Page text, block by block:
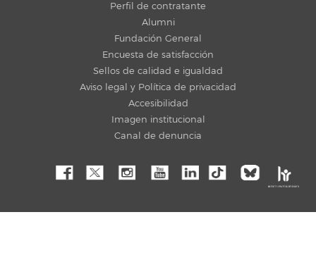
Perfil de contratante
Alumni
Fundación General
Encuesta de satisfacción
Sellos de calidad e igualdad
Aviso legal y Política de privacidad
Accesibilidad
Imagen institucional
Canal de denuncia